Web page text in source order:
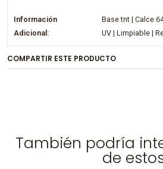
Información
Adicional:
Base tnt | Calce
UV | Limpiable |
COMPARTIR ESTE PRODUCTO
También podría
de